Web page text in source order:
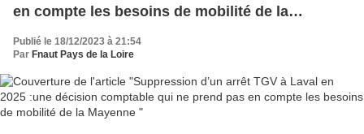
en compte les besoins de mobilité de la
Mayenne
Publié le 18/12/2023 à 21:54
Par Fnaut Pays de la Loire